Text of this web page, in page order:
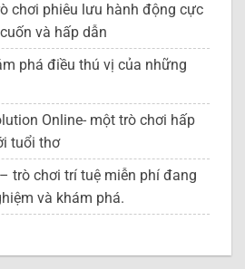
chơi phiêu lưu hành động cực
và hấp dẫn
phá điều thú vị của những
Online- một trò chơi hấp
tuổi thơ
trò chơi trí tuệ miễn phí đang
và khám phá.